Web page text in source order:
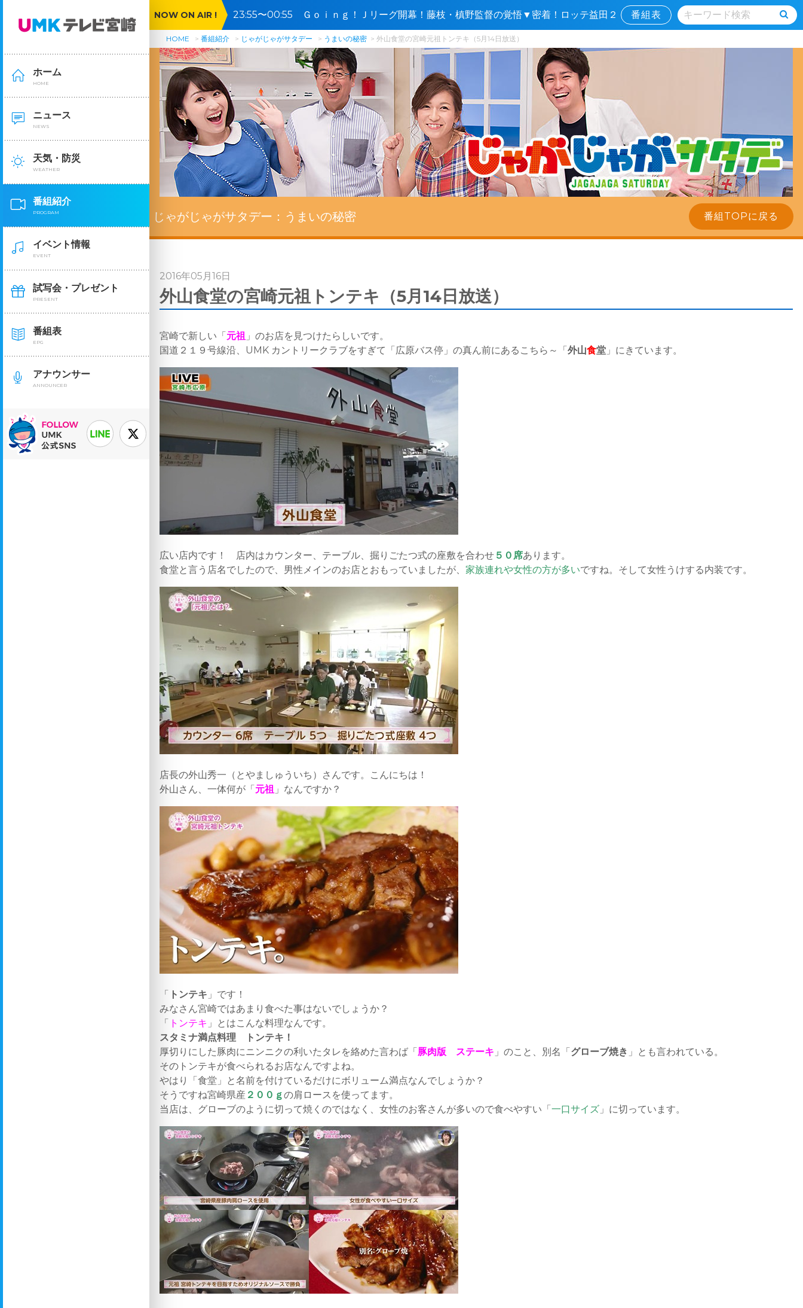
ホーム
HOME
ニュース
NEWS
天気・防災
WEATHER
番組紹介
PROGRAM
イベント情報
EVENT
試写会・プレゼント
PRESENT
番組表
EPG
アナウンサー
ANNOUNCER
NOW ON AIR !
23:55〜00:55 Ｇｏｉｎｇ！Ｊリーグ開幕！藤枝・槙野監督の覚悟▼密着！ロッテ益田２
５０Ｓ舞台裏🈑
番組表
HOME 番組紹介 じゃがじゃがサタデー うまいの秘密 外山食堂の宮崎元祖トンテキ（5月14日放送）
じゃがじゃがサタデー： うまいの秘密 番組TOPに戻る
2016年05月16日
外山食堂の宮崎元祖トンテキ（5月14日放送）
宮崎で新しい「 元祖 」のお店を見つけたらしいです。
国道２１９号線沿、UMK カントリークラブをすぎて「広原バス停」の真ん前にあるこちら～「 外山食堂 」にきています。
広い店内です！ 店内はカウンター、テーブル、掘りごたつ式の座敷を合わせ ５０席あります。
食堂と言う店名でしたので、男性メインのお店とおもっていましたが、 家族連れや女性の方が多いですね。そして女性うけする内装です。
店長の外山秀一（とやましゅういち）さんです。こんにちは！
外山さん、一体何が「 元祖 」なんですか？
「 トンテキ 」です！
みなさん宮崎ではあまり食べた事はないでしょうか？
「
トンテキ 」とはこんな料理なんです。
スタミナ満点料理 トンテキ！
厚切りにした豚肉にニンニクの利いたタレを絡めた言わば「 豚肉版 ステーキ 」のこと、別名「 グローブ焼き 」とも言われている。
そのトンテキが食べられるお店なんですよね。
やはり「食堂」と名前を付けているだけにボリューム満点なんでしょうか？
そうですね宮崎県産 ２００ｇの肩ロースを使ってます。
当店は、グローブのように切って焼くのではなく、女性のお客さんが多いので食べやすい「 一口サイズ 」に切っています。